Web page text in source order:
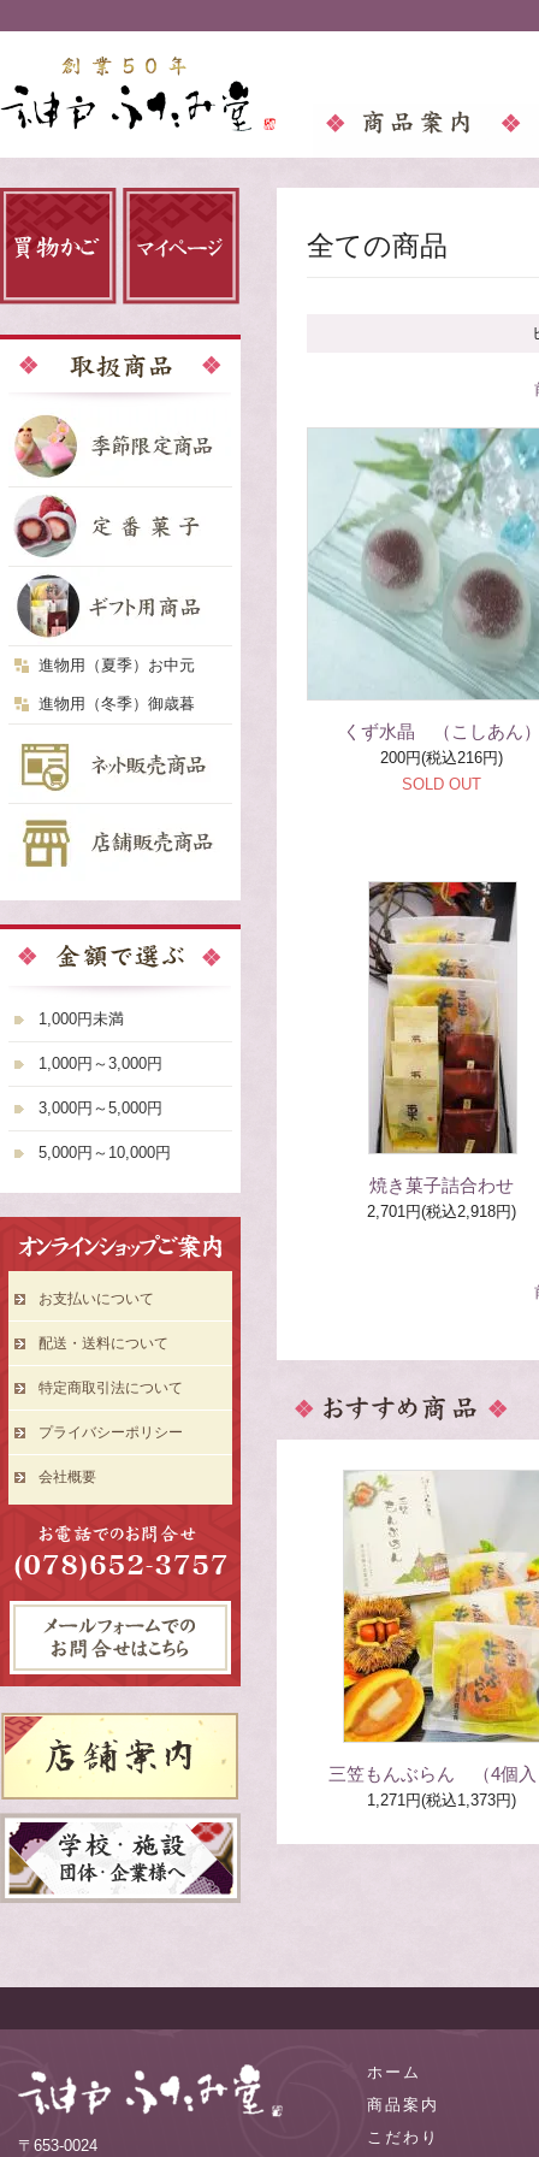
全ての商品
くず水晶 （こしあん
200円(税込216円)
SOLD OUT
焼き菓子詰合わせ
2,701円(税込2,918円)
三笠もんぶらん （4個
1,271円(税込1,373円)
進物用（夏季）お中元
進物用（冬季）御歳暮
1,000円未満
1,000円～3,000円
3,000円～5,000円
5,000円～10,000円
お支払いについて
配送・送料について
特定商取引法について
プライバシーポリシー
会社概要
〒653-0024
ホーム
商品案内
こだわり